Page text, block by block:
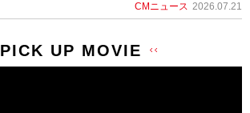
CMニュース 2026.07.21
PICK UP MOVIE